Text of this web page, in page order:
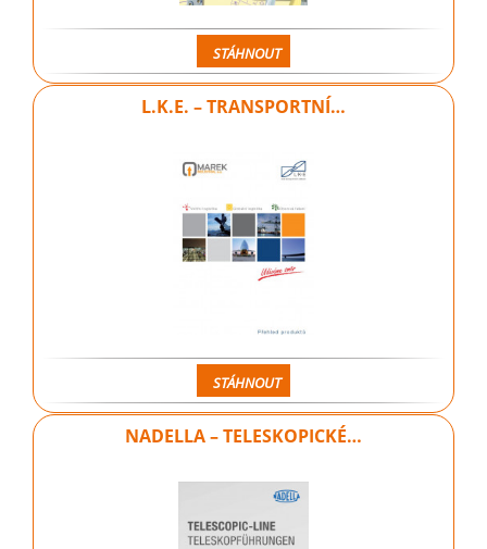
STÁHNOUT
L.K.E. – TRANSPORTNÍ…
STÁHNOUT
NADELLA – TELESKOPICKÉ…